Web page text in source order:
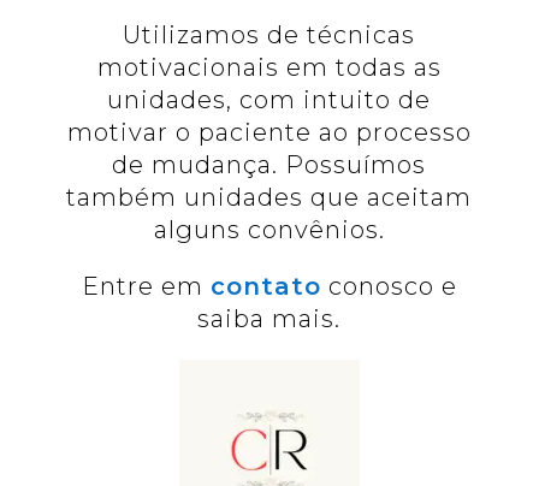
Utilizamos de técnicas
motivacionais em todas as
unidades, com intuito de
motivar o paciente ao processo
de mudança. Possuímos
também unidades que aceitam
alguns convênios.
Entre em contato conosco e
saiba mais.